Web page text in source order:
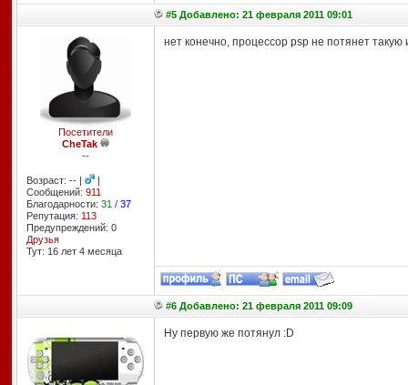
#5 Добавлено: 21 февраля 2011 09:01
Посетители
CheTak
--
Возраст: -- |
|
Сообщений: 911
Благодарности: 31 / 37
Репутация: 113
Предупреждений: 0
Друзья
Тут: 16 лет 4 месяцa
нет конечно, процессор psp не потянет такую
#6 Добавлено: 21 февраля 2011 09:09
Ну первую же потянул :D